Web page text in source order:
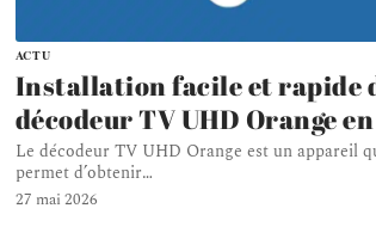
ACTU
Installation facile et rapide
décodeur TV UHD Orange
Le décodeur TV UHD Orange est un appareil
permet d’obtenir…
27 mai 2026